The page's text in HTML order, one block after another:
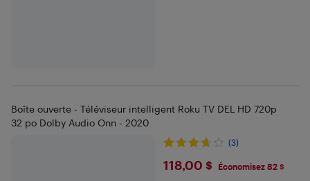
Boîte ouverte - Téléviseur intelligent Roku TV DEL HD 720p
32 po Dolby Audio Onn - 2020
(3)
$118
118,00 $ Économisez 82 $